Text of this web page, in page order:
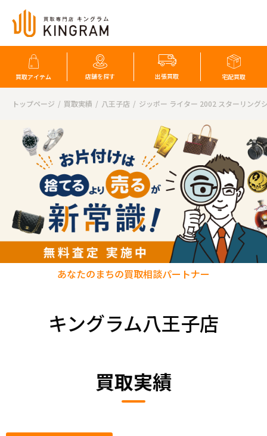
買取アイテム 店舗を探す 出張買取 宅配買取
トップページ 買取実績 八王子店 ジッポー ライター 2002 スターリング
キングラム八王子店
あなたのまちの買取相談パートナー
買取実績